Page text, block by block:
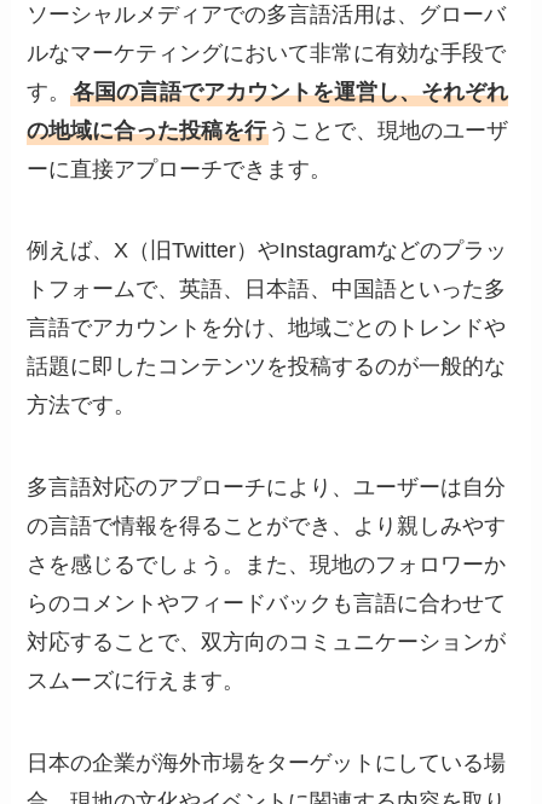
ソーシャルメディアでの多言語活用は、グローバ
ルなマーケティングにおいて非常に有効な手段で
す。各国の言語でアカウントを運営し、それぞれ
の地域に合った投稿を行 うことで、現地のユーザ
ーに直接アプローチできます。
例えば、X（旧Twitter）やInstagramなどのプラッ
トフォームで、英語、日本語、中国語といった多
言語でアカウントを分け、地域ごとのトレンドや
話題に即したコンテンツを投稿するのが一般的な
方法です。
多言語対応のアプローチにより、ユーザーは自分
の言語で情報を得ることができ、より親しみやす
さを感じるでしょう。また、現地のフォロワーか
らのコメントやフィードバックも言語に合わせて
対応することで、双方向のコミュニケーションが
スムーズに行えます。
日本の企業が海外市場をターゲットにしている場